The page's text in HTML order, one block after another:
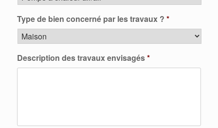
Type de bien concerné par les travaux ? *
Description des travaux envisagés*